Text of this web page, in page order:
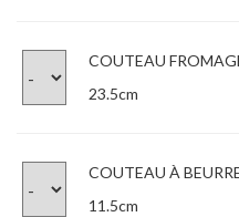
COUTEAU
23.5cm
COUTEAU À
11.5cm